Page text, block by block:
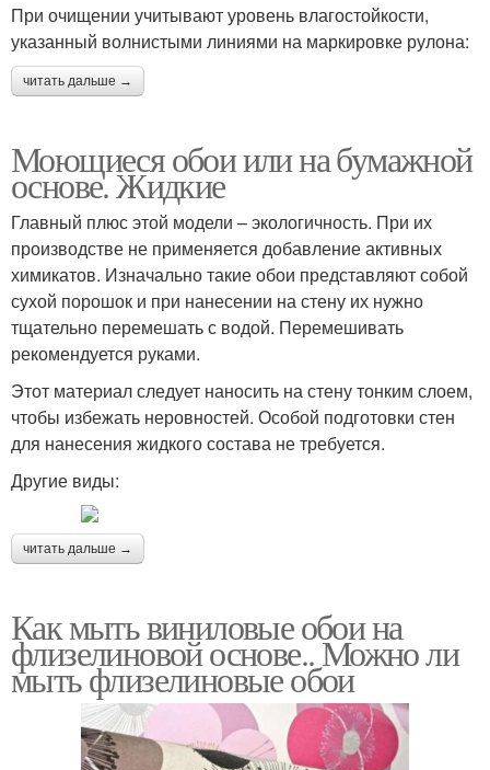
При очищении учитывают уровень влагостойкости,
указанный волнистыми линиями на маркировке рулона:
читать дальше →
Моющиеся обои или на бумажной
основе. Жидкие
Главный плюс этой модели – экологичность. При их
производстве не применяется добавление активных
химикатов. Изначально такие обои представляют собой
сухой порошок и при нанесении на стену их нужно
тщательно перемешать с водой. Перемешивать
рекомендуется руками.
Этот материал следует наносить на стену тонким слоем,
чтобы избежать неровностей. Особой подготовки стен
для нанесения жидкого состава не требуется.
Другие виды:
читать дальше →
Как мыть виниловые обои на
флизелиновой основе.. Можно ли
мыть флизелиновые обои